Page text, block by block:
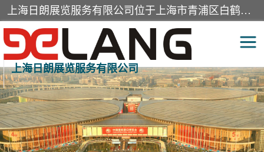
上海日朗展览服务有限公司位于上海市青浦区白鹤镇，营业范围有展览展示会务服务，室内装饰设计及施工，展示道具设计制作，舞台设计，图文设计，灯箱制作，园林绿化工程，广告装潢材料，建筑材料，办公用品，工艺礼品日用百货销售。
上海日朗展览服务有限公司
展台装修搭建 活动会议执行
展厅装修 专柜制作